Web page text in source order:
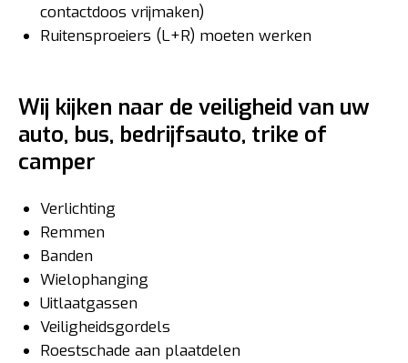
contactdoos vrijmaken)
Ruitensproeiers (L+R) moeten werken
Wij kijken naar de veiligheid van uw
auto, bus, bedrijfsauto, trike of
camper
Verlichting
Remmen
Banden
Wielophanging
Uitlaatgassen
Veiligheidsgordels
Roestschade aan plaatdelen